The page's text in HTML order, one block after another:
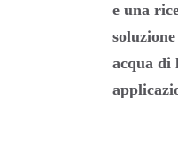
e una
acqua di